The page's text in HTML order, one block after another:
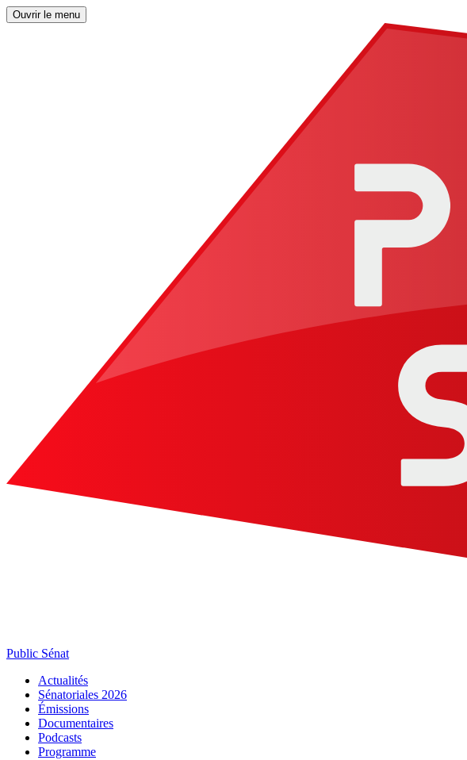
Ouvrir le menu
Public Sénat
Actualités
Sénatoriales 2026
Émissions
Documentaires
Podcasts
Programme